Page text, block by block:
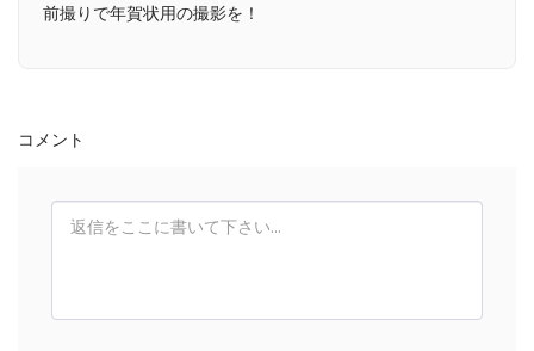
前撮りで年賀状用の撮影を！
コメント